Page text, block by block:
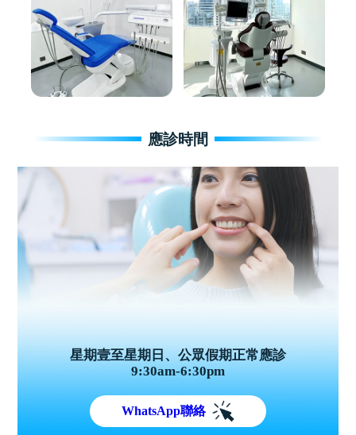
應診時間
星期壹至星期日、公眾假期正常應診
9:30am-6:30pm
WhatsApp聯絡